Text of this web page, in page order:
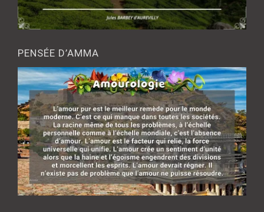
PENSÉE D’AMMA